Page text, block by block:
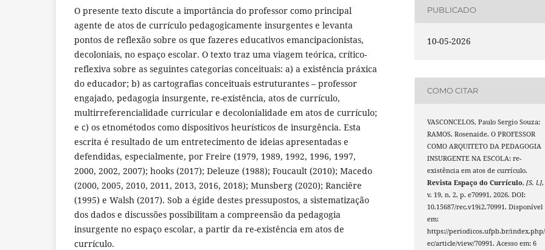
O presente texto discute a importância do professor como principal
agente de atos de currículo pedagogicamente insurgentes e levanta
pontos de reflexão sobre os que fazeres educativos emancipacionistas,
decoloniais, no espaço escolar. O texto traz uma viagem teórica, crítico-
reflexiva sobre as seguintes categorias conceituais: a) a existência práxica
do educador; b) as cartografias conceituais estruturantes – professor
engajado, pedagogia insurgente, re-existência, atos de currículo,
multirreferencialidade curricular e decolonialidade em atos de currículo;
e c) os etnométodos como dispositivos heurísticos de insurgência. Esta
escrita é resultado de um entretecimento de ideias apresentadas e
defendidas, especialmente, por Freire (1979, 1989, 1992, 1996, 1997,
2000, 2002, 2007); hooks (2017); Deleuze (1988); Foucault (2010); Macedo
(2000, 2005, 2010, 2011, 2013, 2016, 2018); Munsberg (2020); Ranciêre
(1995) e Walsh (2017). Sob a égide destes pressupostos, a sistematização
dos dados e discussões possibilitam a compreensão da pedagogia
insurgente no espaço escolar, a partir da re-existência em atos de
currículo.
PUBLICADO
10-05-2026
COMO CITAR
VASCONCELOS, Paulo Sergio Souza;
RAMOS, Rosenaide. O PROFESSOR
COMO ARQUITETO DA PEDAGOGIA
INSURGENTE NA ESCOLA: re-
existência em atos de currículo.
Revista Espaço do Currículo,[S. l.],
v. 19, n. 2, p. e70991, 2026. DOI:
10.15687/rec.v19i2.70991. Disponível
em:
https://periodicos.ufpb.br/
ec/article/view/70991. Acesso em: 6